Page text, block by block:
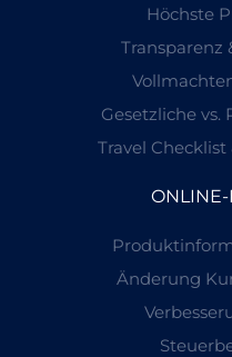
Höchste
Transparenz
Gesetzliche vs.
Travel
Änderung